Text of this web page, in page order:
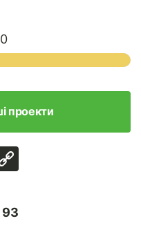
проекти